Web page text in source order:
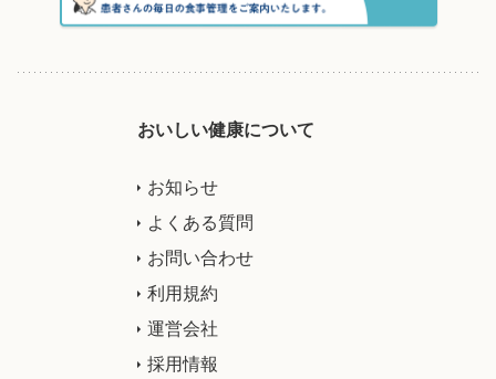
おいしい健康について
お知らせ
よくある質問
お問い合わせ
利用規約
運営会社
採用情報